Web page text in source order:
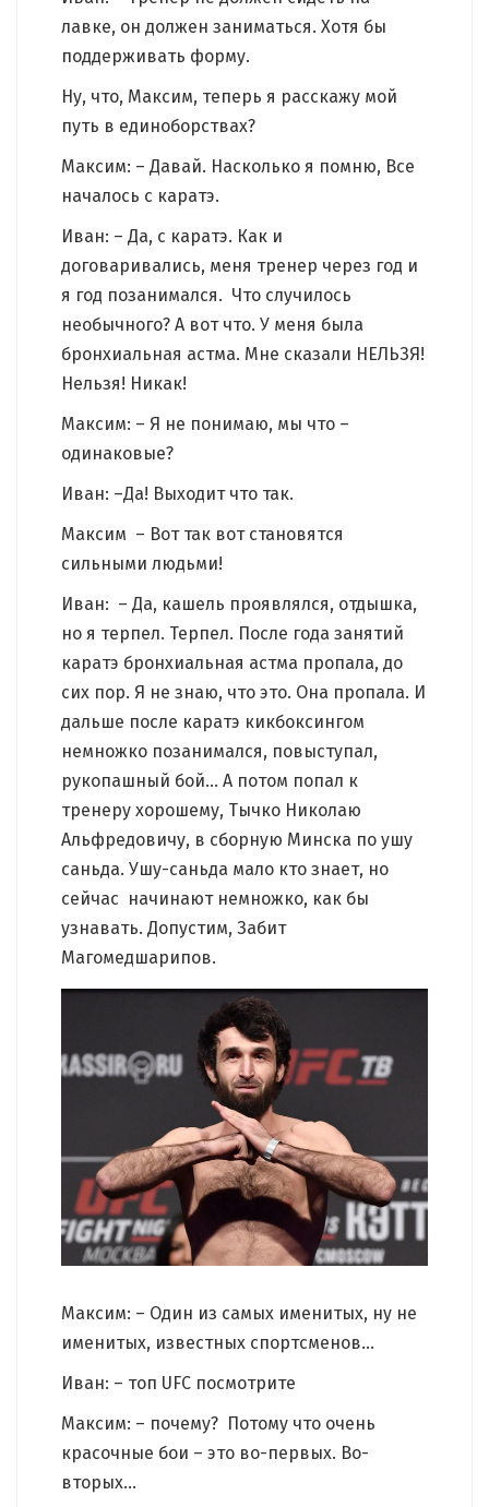
лавке, он должен заниматься. Хотя бы
поддерживать форму.
Ну, что, Максим, теперь я расскажу мой
путь в единоборствах?
Максим: – Давай. Насколько я помню, Все
началось с каратэ.
Иван: – Да, с каратэ. Как и
договаривались, меня тренер через год и
я год позанимался. Что случилось
необычного? А вот что. У меня была
бронхиальная астма. Мне сказали НЕЛЬЗЯ!
Нельзя! Никак!
Максим: – Я не понимаю, мы что –
одинаковые?
Иван: –Да! Выходит что так.
Максим – Вот так вот становятся
сильными людьми!
Иван: – Да, кашель проявлялся, отдышка,
но я терпел. Терпел. После года занятий
каратэ бронхиальная астма пропала, до
сих пор. Я не знаю, что это. Она пропала. И
дальше после каратэ кикбоксингом
немножко позанимался, повыступал,
рукопашный бой… А потом попал к
тренеру хорошему, Тычко Николаю
Альфредовичу, в сборную Минска по ушу
саньда. Ушу-саньда мало кто знает, но
сейчас начинают немножко, как бы
узнавать. Допустим, Забит
Магомедшарипов.
Максим: – Один из самых именитых, ну не
именитых, известных спортсменов…
Иван: – топ UFC посмотрите
Максим: – почему? Потому что очень
красочные бои – это во-первых. Во-
вторых…